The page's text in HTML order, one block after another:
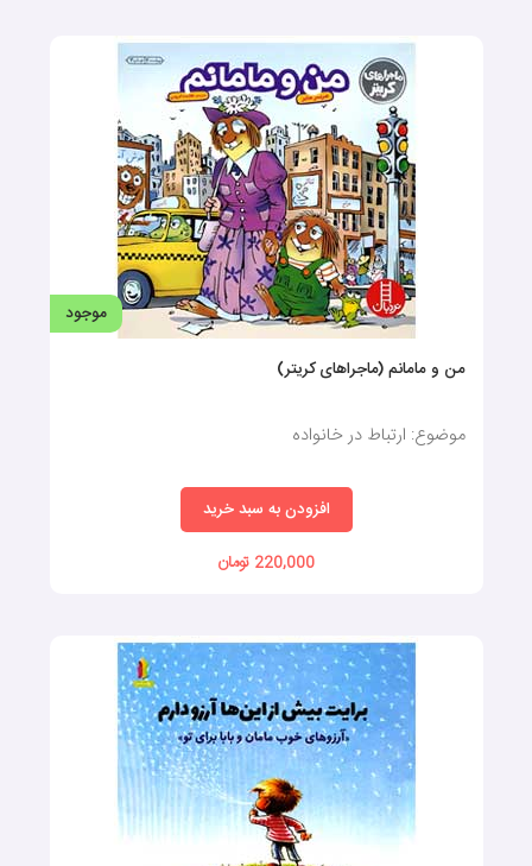
موجود
من و مامانم (ماجراهای کریتر)
موضوع: ارتباط در خانواده
افزودن به سبد خرید
220,000 تومان